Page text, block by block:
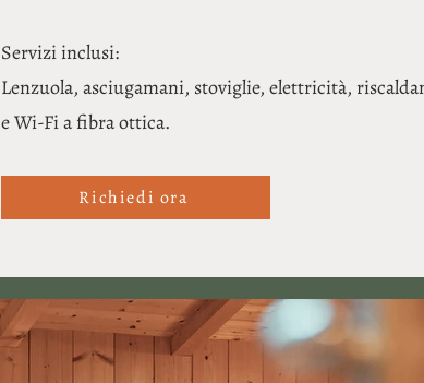
Servizi inclusi:
Lenzuola, asciugamani, stoviglie, elettricità,
e Wi-Fi a fibra ottica.
Richiedi ora